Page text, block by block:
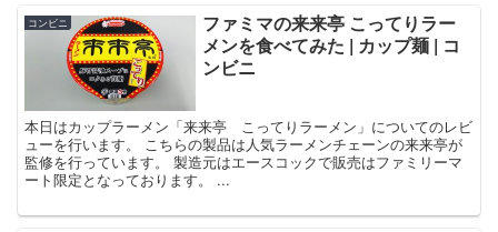
コンビニ
ファミマの来来亭 こってりラー
メンを食べてみた | カップ麺 | コ
ンビニ
本日はカップラーメン「来来亭 こってりラーメン」についてのレビ
ューを行います。 こちらの製品は人気ラーメンチェーンの来来亭が
監修を行っています。 製造元はエースコックで販売はファミリーマ
ート限定となっております。 ...